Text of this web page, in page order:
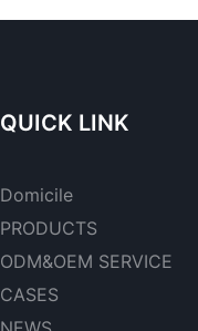
QUICK LINK
Domicile
PRODUCTS
ODM&OEM SERVICE
CASES